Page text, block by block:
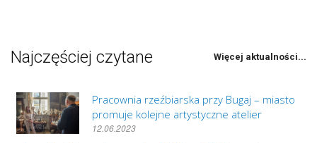
Najczęściej czytane Więcej aktualności...
Pracownia rzeźbiarska przy Bugaj – miasto
promuje kolejne artystyczne atelier
12.06.2023